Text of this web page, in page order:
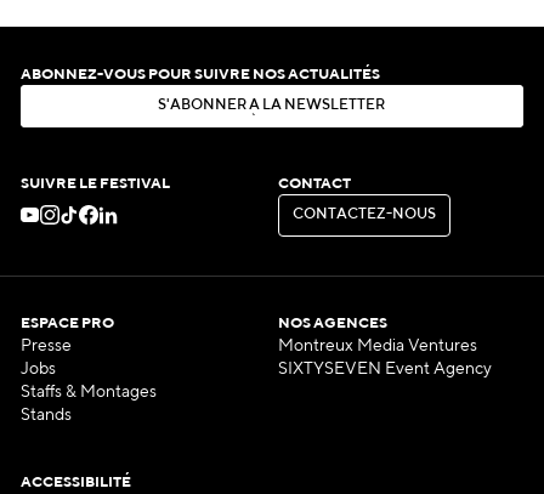
ABONNEZ-VOUS POUR SUIVRE NOS ACTUALITÉS
S'ABON N ER À LA N EWSLE ER
SUIVRE LE FESTIVAL CONTACT
CON ACT EZ-N OUS
CONTACTEZ-NOUS
ESPACE PRO
Presse
Jobs
Staffs & Montages
Stands
NOS AGENCES
Montreux Media Ventures
SIXTYSEVEN Event Agency
ACCESSIBILITÉ